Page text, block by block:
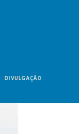
DIVULGAÇÃO